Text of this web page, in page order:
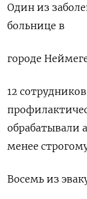
Один из
больнице в
городе
12
обрабатывали
менее
Восемь из